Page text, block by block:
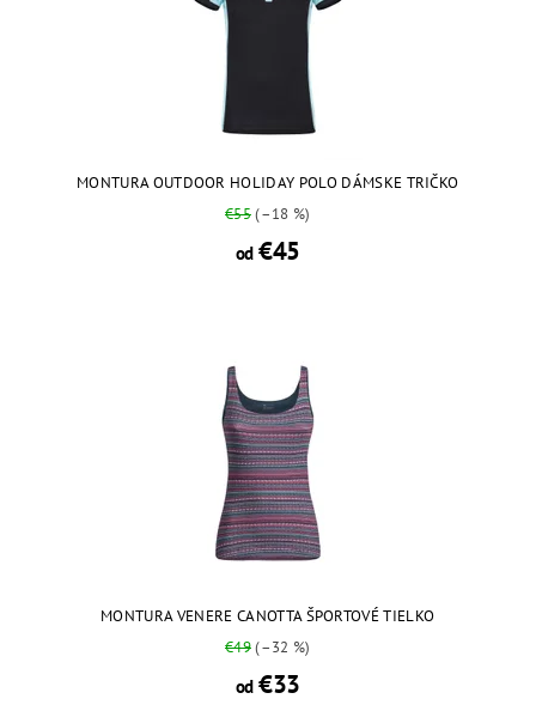
MONTURA OUTDOOR HOLIDAY POLO DÁMSKE TRIČKO
€55(–18 %)
od€45
MONTURA VENERE CANOTTA ŠPORTOVÉ TIELKO
€49(–32 %)
od€33